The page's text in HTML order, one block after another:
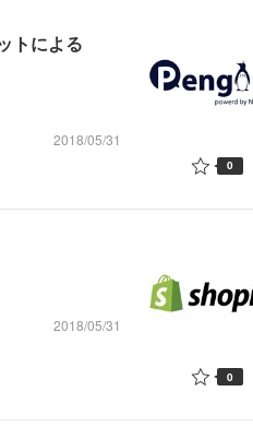
トによる
2018/05/31
0
2018/05/31
0